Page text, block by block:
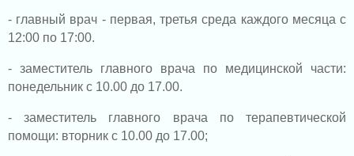
- главный врач - первая, третья среда каждого месяца с
12:00 по 17:00.
- заместитель главного врача по медицинской части:
понедельник с 10.00 до 17.00.
- заместитель главного врача по терапевтической
помощи: вторник с 10.00 до 17.00;